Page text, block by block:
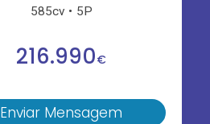
585cv
5P
216.990€
Enviar Mensagem